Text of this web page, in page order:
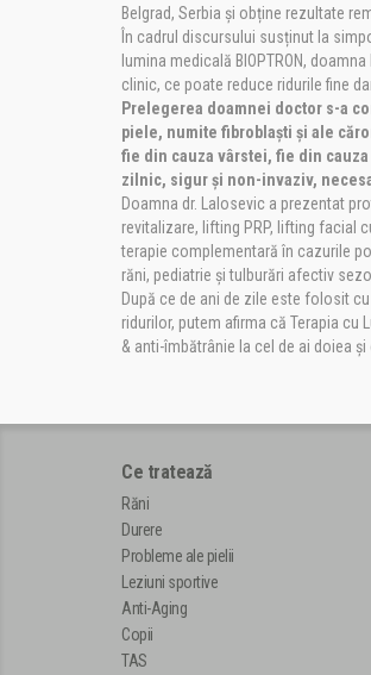
Belgrad, Serbia și obține rezultate
În cadrul discursului susținut la
lumina medicală BIOPTRON,
clinic, ce poate reduce ridurile fine
Prelegerea doamnei doctor s-a
piele, numite fibroblaști și ale
fie din cauza vârstei, fie din
zilnic, sigur și non-invaziv,
Doamna dr. Lalosevic a prezentat
revitalizare, lifting PRP, lifting facial
terapie complementară în cazurile
răni, pediatrie și tulburări afectiv
După ce de ani de zile este folosit
ridurilor, putem afirma că Terapia cu
& anti-îmbătrânie la cel de ai doiea
Ce tratează
Răni
Durere
Probleme ale pielii
Leziuni sportive
Anti-Aging
Copii
TAS